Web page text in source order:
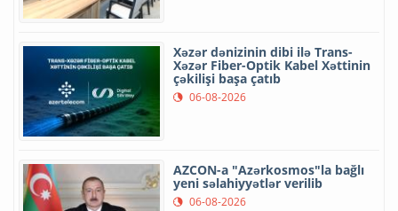
Xəzər dənizinin dibi ilə Trans-
Xəzər Fiber-Optik Kabel Xəttinin
çəkilişi başa çatıb
06-08-2026
AZCON-a "Azərkosmos"la bağlı
yeni səlahiyyətlər verilib
06-08-2026